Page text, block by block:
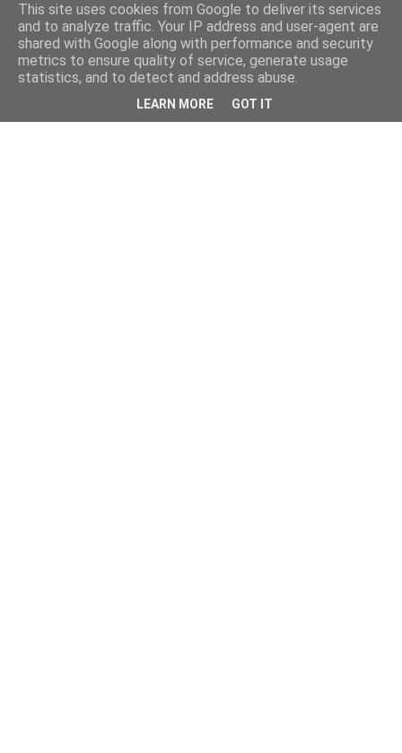
This site uses cookies from Google to deliver its services
and to analyze traffic. Your IP address and user-agent are
shared with Google along with performance and security
metrics to ensure quality of service, generate usage
statistics, and to detect and address abuse.
LEARN MORE GOT IT